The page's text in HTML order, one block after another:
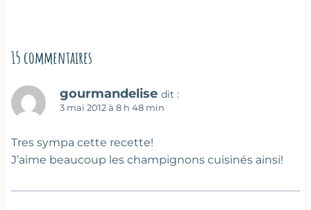
15 commentaires
gourmandelise dit :
3 mai 2012 à 8 h 48 min
Tres sympa cette recette!
J’aime beaucoup les champignons cuisinés ainsi!